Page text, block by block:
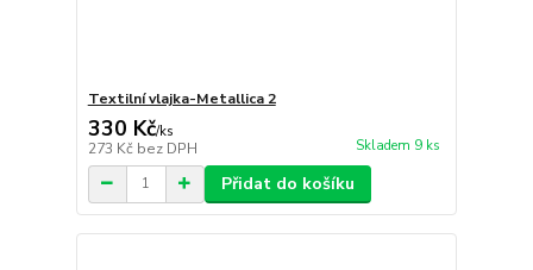
Textilní vlajka-Metallica 2
330 Kč/ks
273 Kč bez DPH Skladem 9 ks
Přidat do košíku